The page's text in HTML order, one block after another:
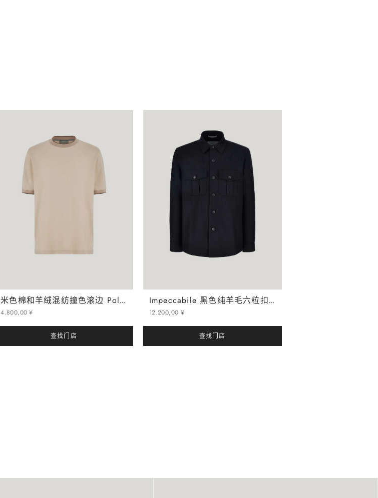
Impeccabile 黑色纯羊毛六粒扣衬衫外套
¥
12 ,
200
. 00
查找门店
米色棉和羊绒混纺撞色滚边 Polo 衫
¥
4 ,
800
. 00
查找门店